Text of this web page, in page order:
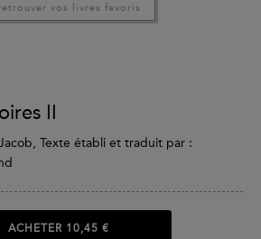
vos livres favoris
II
Texte établi et traduit par :
ACHETER 10,45 €